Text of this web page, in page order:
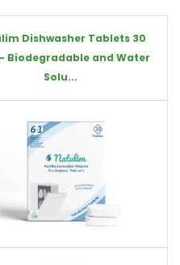
Dishwasher Tablets 30
Biodegradable and Water
Solu...